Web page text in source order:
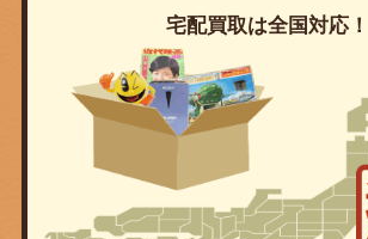
宅配買取は全国対応！